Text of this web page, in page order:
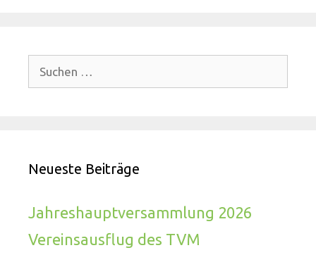
Neueste Beiträge
Jahreshauptversammlung 2026
Vereinsausflug des TVM